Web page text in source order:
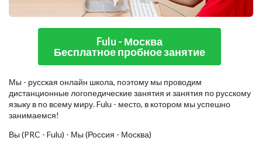
Fulu - Москва
Бесплатное пробное занятие
Мы - русская онлайн школа, поэтому мы проводим
дистанционные логопедические занятия и занятия по русскому
языку в по всему миру. Fulu - место, в котором мы успешно
занимаемся!
Вы (PRC - Fulu) - Мы (Россия - Москва)